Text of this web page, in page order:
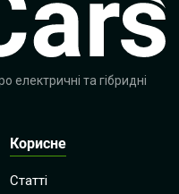
електричні та гібридні
Корисне
Статті